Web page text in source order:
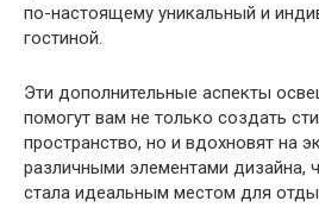
по-настоящему уникальный и
гостиной.
Эти дополнительные аспекты
помогут вам не только создать
пространство, но и вдохновят на
различными элементами дизайна,
стала идеальным местом для